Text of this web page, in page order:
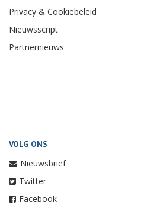
Privacy & Cookiebeleid
Nieuwsscript
Partnernieuws
VOLG ONS
Nieuwsbrief
Twitter
Facebook